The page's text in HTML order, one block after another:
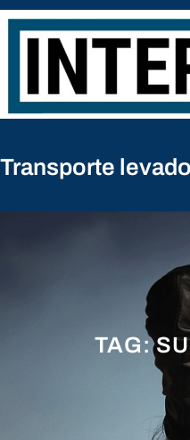
Pular
para
conteúdo
Transporte
TAG: